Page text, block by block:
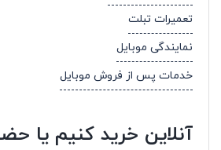
تعمیرات تبلت
نمایندگی موبایل
خدمات پس از فروش موبایل
آنلاین خرید کنیم یا